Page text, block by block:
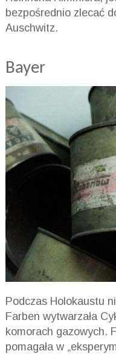
bezpośrednio zlecać
Auschwitz.
Bayer
Podczas Holokaustu
Farben wytwarzała
komorach gazowych.
pomagała w